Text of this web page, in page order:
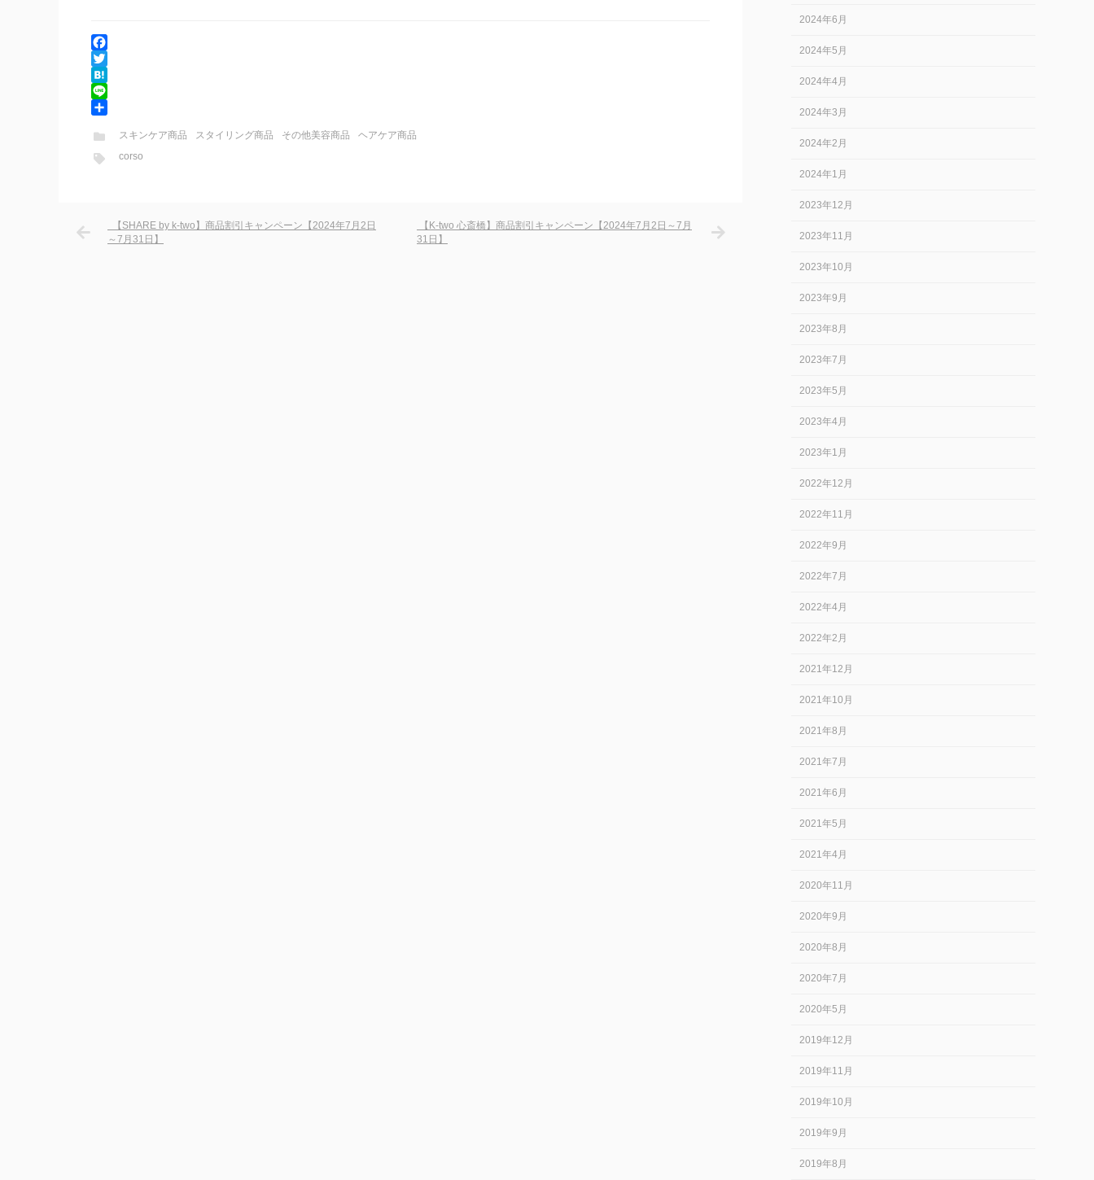
F
c
e
o
o
w
e
H
a
e
n
L
n
e
有
スキンケア商品 スタイリング商品 その他美容商品
ヘアケア商品
corso
【SHARE by k-two】商品割引キャンペーン【2024年7月2日
～7月31日】
【K-two 心斎橋】商品割引キャンペーン【2024年7月2日～7月
31日】
2024年6月
2024年5月
2024年4月
2024年3月
2024年2月
2024年1月
2023年12月
2023年11月
2023年10月
2023年9月
2023年8月
2023年7月
2023年5月
2023年4月
2023年1月
2022年12月
2022年11月
2022年9月
2022年7月
2022年4月
2022年2月
2021年12月
2021年10月
2021年8月
2021年7月
2021年6月
2021年5月
2021年4月
2020年11月
2020年9月
2020年8月
2020年7月
2020年5月
2019年12月
2019年11月
2019年10月
2019年9月
2019年8月